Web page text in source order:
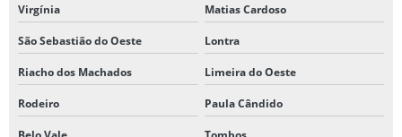
Virgínia Matias Cardoso
São Sebastião do Oeste Lontra
Riacho dos Machados Limeira do Oeste
Rodeiro Paula Cândido